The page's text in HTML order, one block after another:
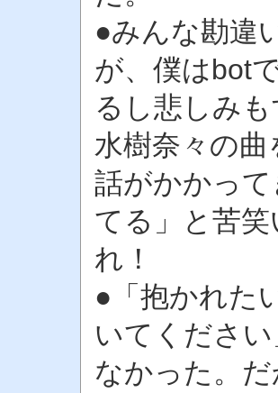
●みんな勘違
が、僕はbot
るし悲しみ
水樹奈々の
話がかかっ
てる」と苦
れ！
●「抱かれた
いてくださ
なかった。